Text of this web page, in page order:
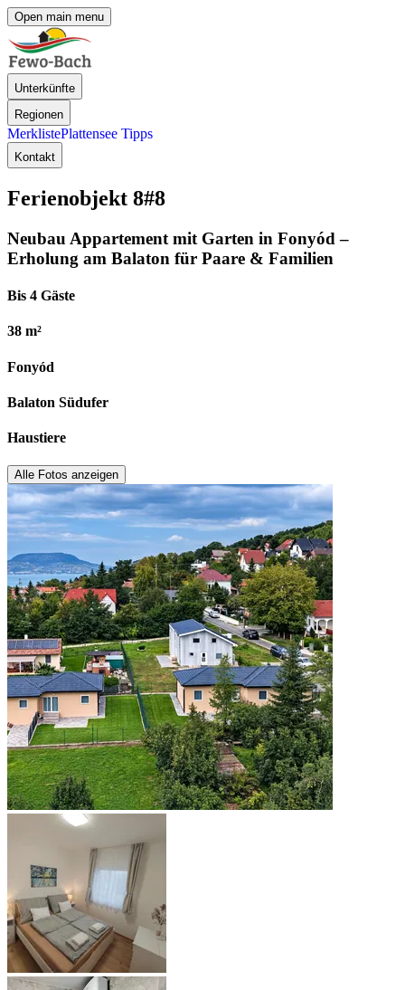
Open main menu
Unterkünfte
Regionen
MerklistePlattensee Tipps
Kontakt
Ferienobjekt 8#8
Neubau Appartement mit Garten in Fonyód –
Erholung am Balaton für Paare & Familien
Bis 4 Gäste
38 m²
Fonyód
Balaton Südufer
Haustiere
Alle Fotos anzeigen